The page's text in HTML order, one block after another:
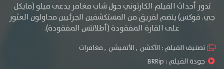
تدور أحداث الفيلم الكارتوني حول شاب مغامر يدعى ميلو (مايكل
جي. فوكس) ينضم لفريق من المستكشفين الجرئيين محاولون العثور
على القارة المفقودة (أطلانتس المفقودة).
تصنيف الفيلم : الأكشن ,الأنميشن ,مغامرات
جودة الفيلم : BRRip